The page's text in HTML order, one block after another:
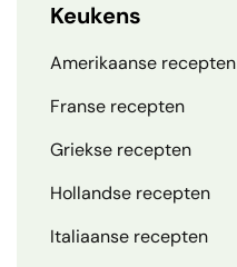
Keukens
Amerikaanse recepten
Franse recepten
Griekse recepten
Hollandse recepten
Italiaanse recepten